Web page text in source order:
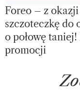
Foreo – z
szczoteczkę do
o połowę
promocji